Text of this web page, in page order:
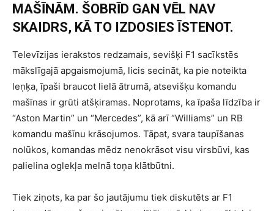
MAŠĪNĀM. ŠOBRĪD GAN VĒL NAV
SKAIDRS, KĀ TO IZDOSIES ĪSTENOT.
Televīzijas ierakstos redzamais, sevišķi F1 sacīkstēs
mākslīgajā apgaismojumā, licis secināt, ka pie noteikta
leņķa, īpaši braucot lielā ātrumā, atsevišķu komandu
mašīnas ir grūti atšķiramas. Noprotams, ka īpaša līdzība ir
“Aston Martin” un “Mercedes”, kā arī “Williams” un RB
komandu mašīnu krāsojumos. Tāpat, svara taupīšanas
nolūkos, komandas mēdz nenokrāsot visu virsbūvi, kas
palielina oglekļa melnā toņa klātbūtni.
Tiek ziņots, ka par šo jautājumu tiek diskutēts ar F1